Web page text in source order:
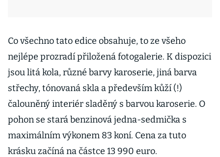
Co všechno tato edice obsahuje, to ze všeho
nejlépe prozradí přiložená fotogalerie. K dispozici
jsou litá kola, různé barvy karoserie, jiná barva
střechy, tónovaná skla a především kůží (!)
čalouněný interiér sladěný s barvou karoserie. O
pohon se stará benzinová jedna-sedmička s
maximálním výkonem 83 koní. Cena za tuto
krásku začíná na částce 13 990 euro.